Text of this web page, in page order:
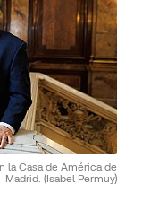
la Casa de América de
Madrid. (Isabel Permuy)